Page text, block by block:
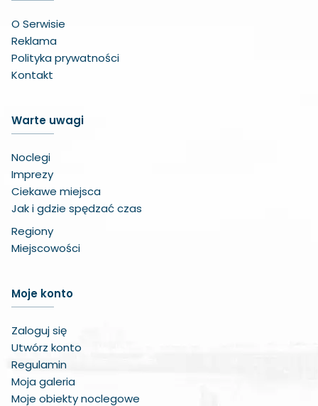
O Serwisie
Reklama
Polityka prywatności
Kontakt
Warte uwagi
Noclegi
Imprezy
Ciekawe miejsca
Jak i gdzie spędzać czas
Regiony
Miejscowości
Moje konto
Zaloguj się
Utwórz konto
Regulamin
Moja galeria
Moje obiekty noclegowe